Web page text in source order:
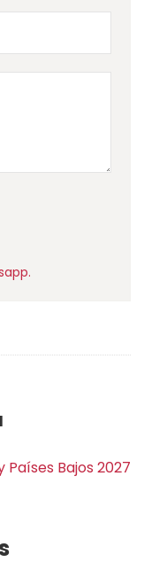
tour de las